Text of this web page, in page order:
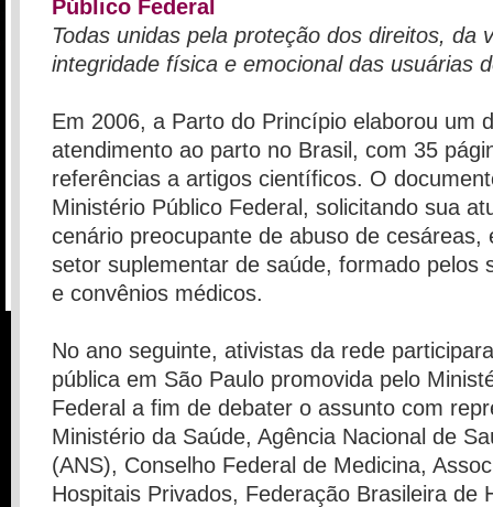
Público Federal
Todas unidas pela proteção dos direitos, da
integridade física e emocional das usuárias
Em 2006, a Parto do Princípio elaborou um
atendimento ao parto no Brasil, com 35
referências a artigos científicos. O
Ministério Público Federal, solicitando sua
cenário preocupante de abuso de cesáreas,
setor suplementar de saúde, formado pelos
e convênios médicos.
No ano seguinte, ativistas da rede
pública em São Paulo promovida pelo
Federal a fim de debater o assunto com
Ministério da Saúde, Agência Nacional de
(ANS), Conselho Federal de Medicina,
Hospitais Privados, Federação Brasileira de